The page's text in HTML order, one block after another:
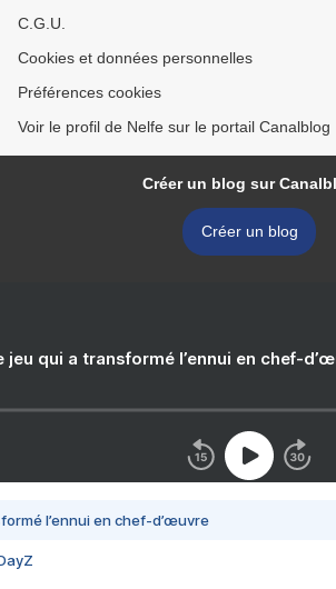
C.G.U.
Cookies et données personnelles
Préférences cookies
Voir le profil de Nelfe sur le portail Canalblog
Créer un blog sur
Créer un blog
jeu qui a transformé l’ennui en chef-
l’ennui en chef-d’œuvre